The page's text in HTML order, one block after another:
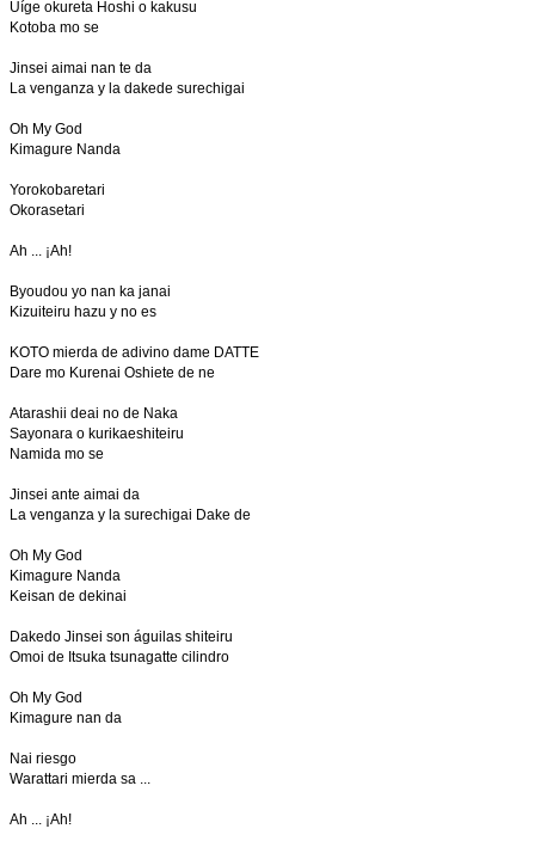
Uíge okureta Hoshi o kakusu
Kotoba mo se
Jinsei aimai nan te da
La venganza y la dakede surechigai
Oh My God
Kimagure Nanda
Yorokobaretari
Okorasetari
Ah ... ¡Ah!
Byoudou yo nan ka janai
Kizuiteiru hazu y no es
KOTO mierda de adivino dame DATTE
Dare mo Kurenai Oshiete de ne
Atarashii deai no de Naka
Sayonara o kurikaeshiteiru
Namida mo se
Jinsei ante aimai da
La venganza y la surechigai Dake de
Oh My God
Kimagure Nanda
Keisan de dekinai
Dakedo Jinsei son águilas shiteiru
Omoi de Itsuka tsunagatte cilindro
Oh My God
Kimagure nan da
Nai riesgo
Warattari mierda sa ...
Ah ... ¡Ah!